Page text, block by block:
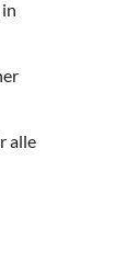
alle